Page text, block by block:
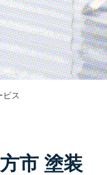
ビス
市 塗装